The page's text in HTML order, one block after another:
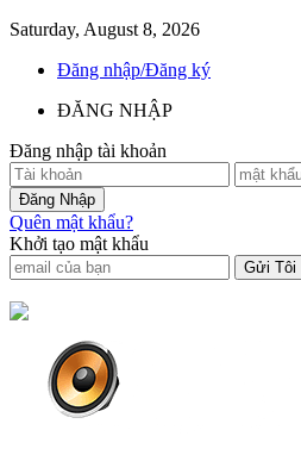
Saturday, August 8, 2026
Đăng nhập/Đăng ký
ĐĂNG NHẬP
Đăng nhập tài khoản
Quên mật khẩu?
Khởi tạo mật khẩu